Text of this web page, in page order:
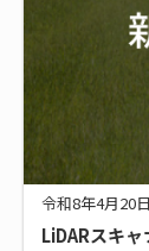
令和8年4月20
LiDARスキ